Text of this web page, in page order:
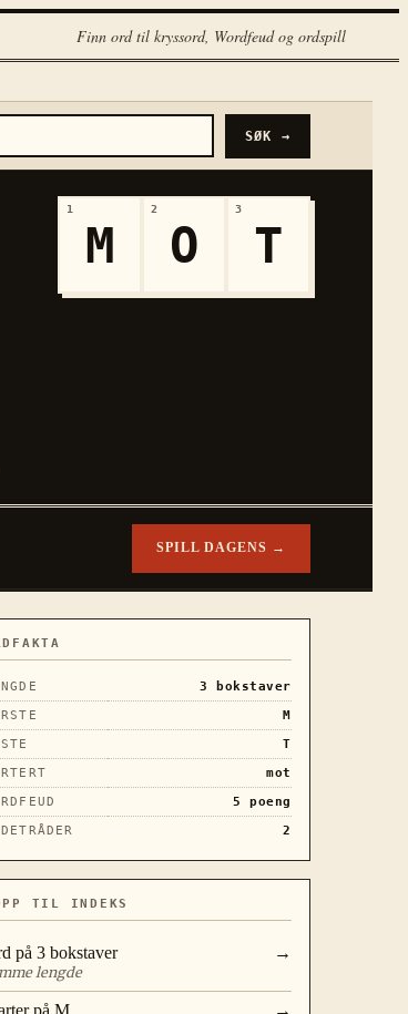
Finn ord til kryssord, Wordfeud og ordspill
SØK →
1
M
2
O
3
T
SPILL DAGENS →
3
bokstaver
M
T
mot
5
poeng
2
TIL INDEKS
på 3 bokstaver
lengde
→